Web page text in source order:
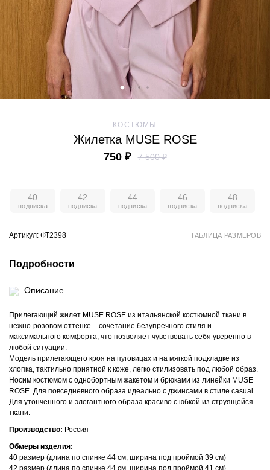
КОСТЮМЫ
Жилетка MUSE ROSE
750 ₽ 7 500 ₽
40 42 44 46 48
Артикул: ФТ2398 ТАБЛИЦА РАЗМЕРОВ
Подробности
Описание
Прилегающий жилет MUSE ROSE из итальянской костюмной ткани в
нежно-розовом оттенке – сочетание безупречного стиля и
максимального комфорта, что позволяет чувствовать себя уверенно в
любой ситуации.
Модель прилегающего кроя на пуговицах и на мягкой подкладке из
хлопка, тактильно приятной к коже, легко стилизовать под любой образ.
Носим костюмом с однобортным жакетом и брюками из линейки MUSE
ROSE. Для повседневного образа идеально с джинсами в стиле casual.
Для утонченного и элегантного образа красиво с юбкой из струящейся
ткани.
Производство: Россия
Обмеры изделия:
40 размер (длина по спинке 44 см, ширина под проймой 39 см)